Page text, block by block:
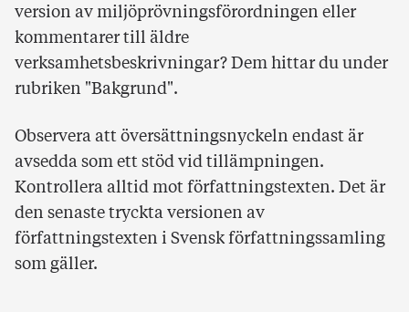
version av miljöprövningsförordningen eller
kommentarer till äldre
verksamhetsbeskrivningar? Dem hittar du under
rubriken "Bakgrund".
Observera att översättningsnyckeln endast är
avsedda som ett stöd vid tillämpningen.
Kontrollera alltid mot författningstexten. Det är
den senaste tryckta versionen av
författningstexten i Svensk författningssamling
som gäller.